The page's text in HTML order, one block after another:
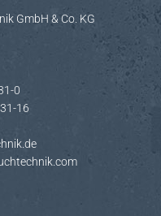
GmbH & Co. KG
0
16